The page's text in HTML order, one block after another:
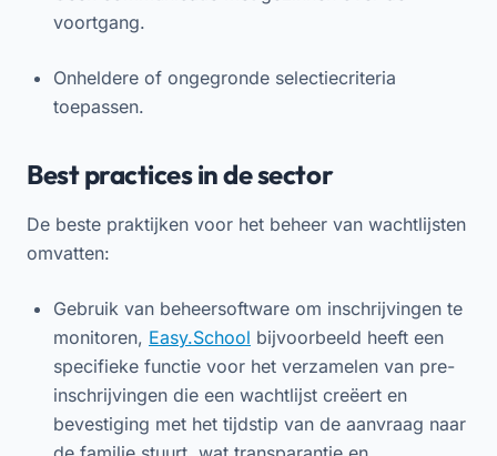
voortgang.
Onheldere of ongegronde selectiecriteria
toepassen.
Best practices in de sector
De beste praktijken voor het beheer van wachtlijsten
omvatten:
Gebruik van beheersoftware om inschrijvingen te
monitoren, Easy.School bijvoorbeeld heeft een
specifieke functie voor het verzamelen van pre-
inschrijvingen die een wachtlijst creëert en
bevestiging met het tijdstip van de aanvraag naar